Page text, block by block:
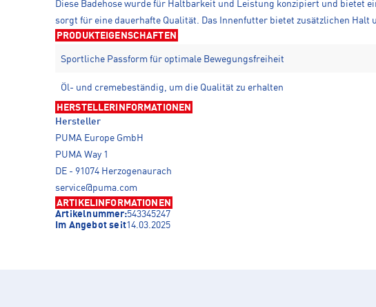
Diese Badehose wurde für Haltbarkeit und Leistung konzipiert und bietet
sorgt für eine dauerhafte Qualität. Das Innenfutter bietet zusätzlichen Halt
PRODUKTEIGENSCHAFTEN
Sportliche Passform für optimale Bewegungsfreiheit
Öl- und cremebeständig, um die Qualität zu erhalten
HERSTELLERINFORMATIONEN
Hersteller
PUMA Europe GmbH
PUMA Way 1
DE - 91074 Herzogenaurach
service@puma.com
ARTIKELINFORMATIONEN
Artikelnummer:543345247
Im Angebot seit14.03.2025